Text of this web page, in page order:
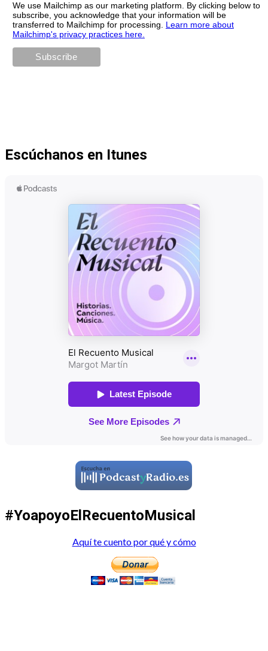
We use Mailchimp as our marketing platform. By clicking below to
subscribe, you acknowledge that your information will be
transferred to Mailchimp for processing. Learn more about
Mailchimp's privacy practices here.
Escúchanos en Itunes
#YoapoyoElRecuentoMusical
Aquí te cuento por qué y cómo